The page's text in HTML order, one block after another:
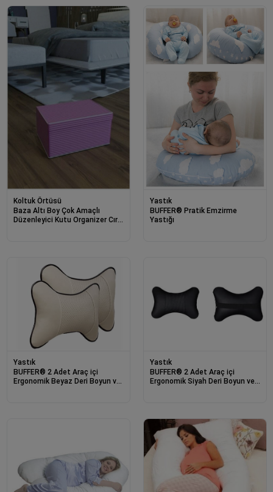
Koltuk Örtüsü
Baza Altı Boy Çok Amaçlı
Düzenleyici Kutu Organizer Cırt
Yastık
BUFFER® Pratik Emzirme
Yastığı
Yastık
BUFFER® 2 Adet Araç içi
Ergonomik Beyaz Deri Boyun ve
Yastık
BUFFER® 2 Adet Araç içi
Ergonomik Siyah Deri Boyun ve